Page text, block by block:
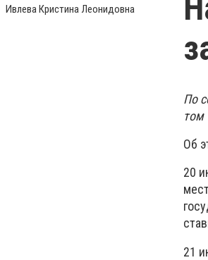
Ивлева Кристина Леонидовна
По
том
Об
20
21